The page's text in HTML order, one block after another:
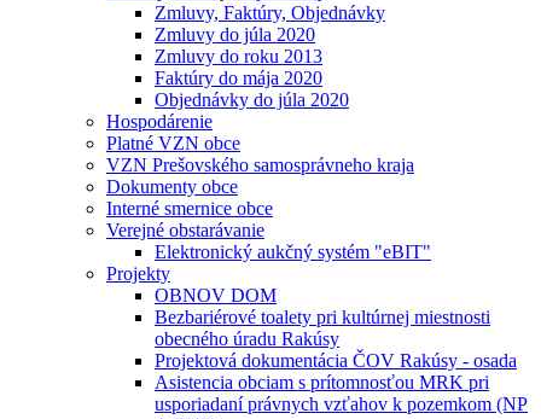
Zmluvy, Faktúry, Objednávky
Zmluvy do júla 2020
Zmluvy do roku 2013
Faktúry do mája 2020
Objednávky do júla 2020
Hospodárenie
Platné VZN obce
VZN Prešovského samosprávneho kraja
Dokumenty obce
Interné smernice obce
Verejné obstarávanie
Elektronický aukčný systém "eBIT"
Projekty
OBNOV DOM
Bezbariérové toalety pri kultúrnej miestnosti
obecného úradu Rakúsy
Projektová dokumentácia ČOV Rakúsy - osada
Asistencia obciam s prítomnosťou MRK pri
usporiadaní právnych vzťahov k pozemkom (NP